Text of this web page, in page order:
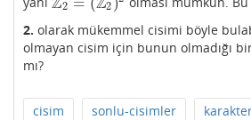
2 2
Z2= (Z2 )2
2. olarak mükemmel cisimi böyle
olmayan cisim için bunun olmadığı
mı?
cisim sonlu-cisimler